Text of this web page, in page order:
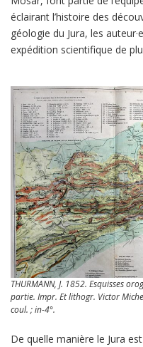
éclairant l’histoire des
géologie du Jura, les
expédition scientifique de
THURMANN, J. 1852. Esquisses
partie. Impr. Et lithogr. Victor
coul. ; in-4°.
De quelle manière le Jura